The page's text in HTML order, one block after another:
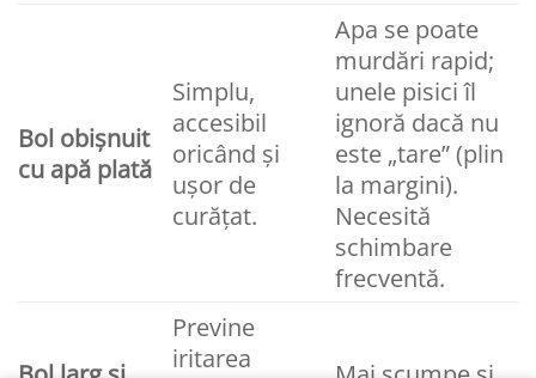
Bol obișnuit
cu apă plată
Simplu,
accesibil
oricând și
ușor de
curățat.
Apa se poate
murdări rapid;
unele pisici îl
ignoră dacă nu
este „tare” (plin
la margini).
Necesită
schimbare
frecventă.
Previne
iritarea